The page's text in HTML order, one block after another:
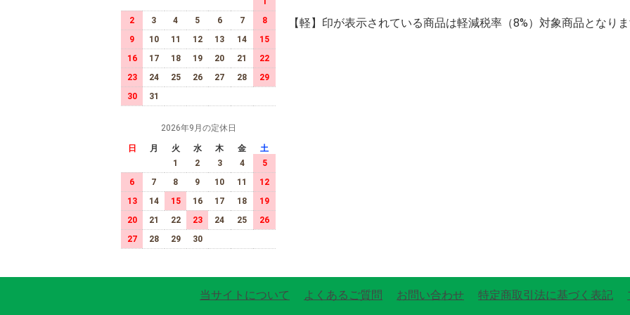
2
3 4 5 6 7
8
9
10 11 12 13 14
15
16
17 18 19 20 21
22
23
24 25 26 27 28
29
30
31
2026年9月の定休日
日 月 火 水 木 金
土
1
2 3 4
5
6
7 8 9 10 11
12
13
14 15 16 17 18
19
20
21 22 23 24 25
26
27
28 29 30
【軽】印が表示されている商品は軽減税率（8%）対象商品となりま
当サイトについて よくあるご質問 お問い合わせ 特定商取引法に基づく表記